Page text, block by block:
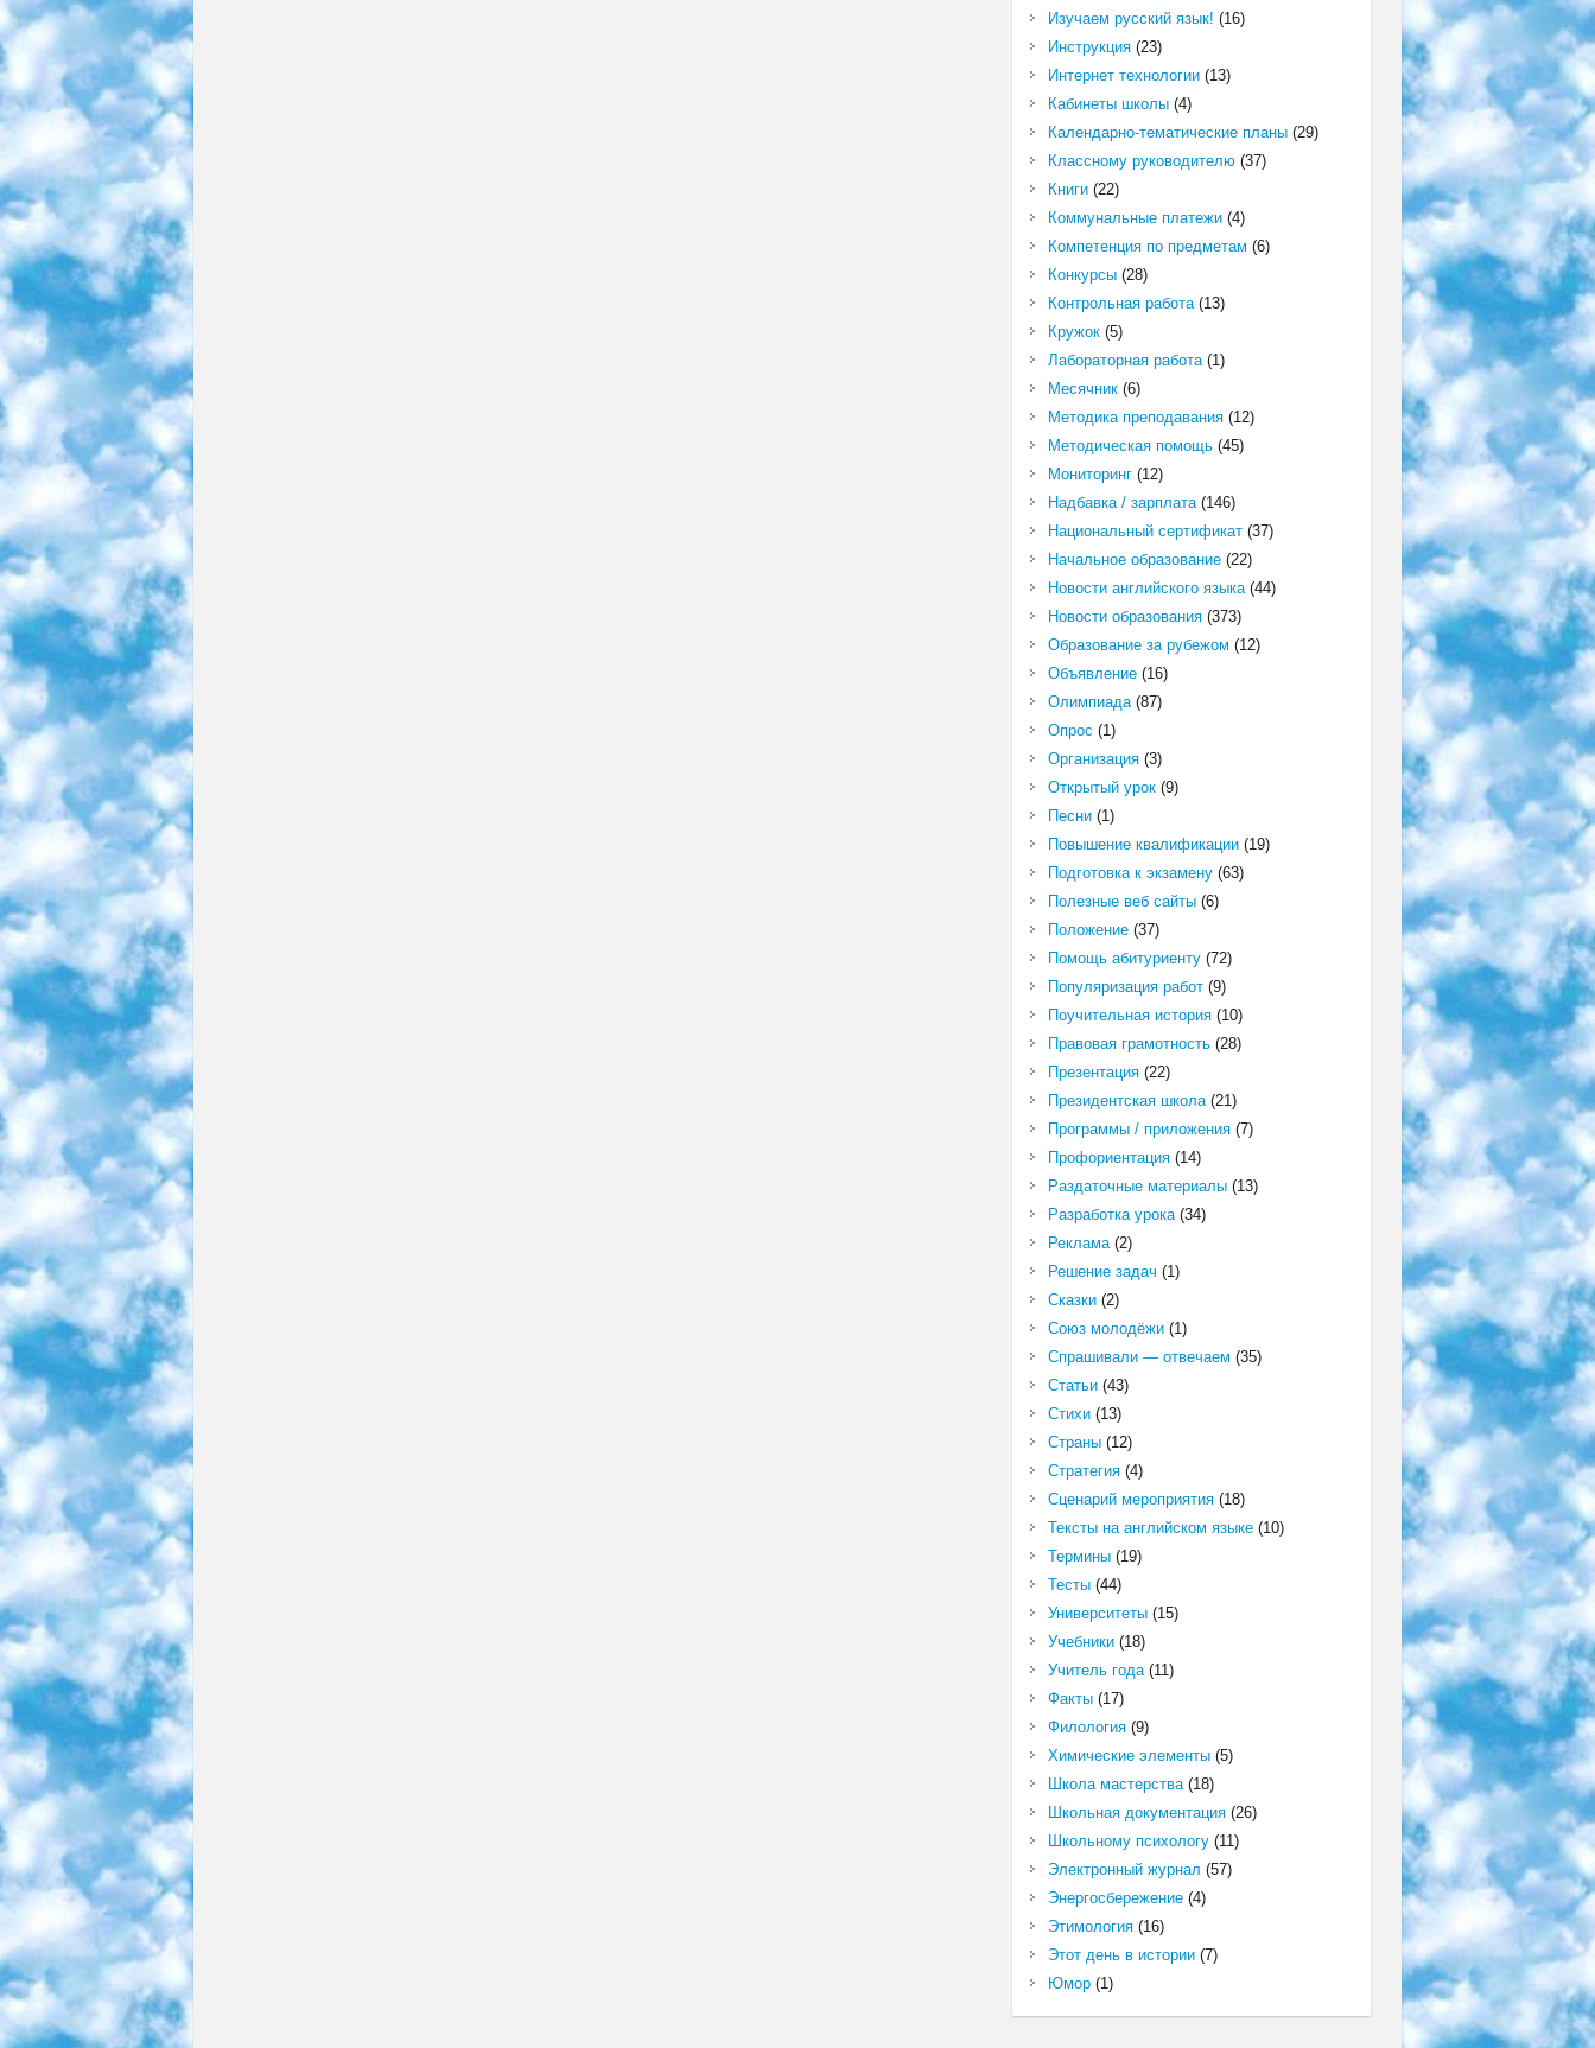
Изучаем русский язык! (16)
Инструкция(23)
Интернет технологии(13)
Кабинеты школы(4)
Календарно-тематические планы(29)
Классному руководителю(37)
Книги(22)
Коммунальные платежи(4)
Компетенция по предметам (6)
Конкурсы(28)
Контрольная работа(13)
Кружок(5)
Лабораторная работа(1)
Месячник(6)
Методика преподавания(12)
Методическая помощь(45)
Мониторинг(12)
Надбавка / зарплата(146)
Национальный сертификат(37)
Начальное образование(22)
Новости английского языка(44)
Новости образования(373)
Образование за рубежом (12)
Объявление(16)
Олимпиада(87)
Опрос (1)
Организация(3)
Открытый урок(9)
Песни(1)
Повышение квалификации(19)
Подготовка к экзамену(63)
Полезные веб сайты(6)
Положение(37)
Помощь абитуриенту(72)
Популяризация работ(9)
Поучительная история(10)
Правовая грамотность(28)
Презентация(22)
Президентская школа(21)
Программы / приложения(7)
Профориентация(14)
Раздаточные материалы(13)
Разработка урока(34)
Реклама(2)
Решение задач (1)
Сказки(2)
Союз молодёжи(1)
Спрашивали — отвечаем (35)
Статьи(43)
Стихи(13)
Страны(12)
Стратегия(4)
Сценарий мероприятия(18)
Тексты на английском языке(10)
Термины(19)
Тесты(44)
Университеты(15)
Учебники(18)
Учитель года(11)
Факты(17)
Филология(9)
Химические элементы(5)
Школа мастерства(18)
Школьная документация(26)
Школьному психологу(11)
Электронный журнал (57)
Энергосбережение(4)
Этимология(16)
Этот день в истории(7)
Юмор(1)